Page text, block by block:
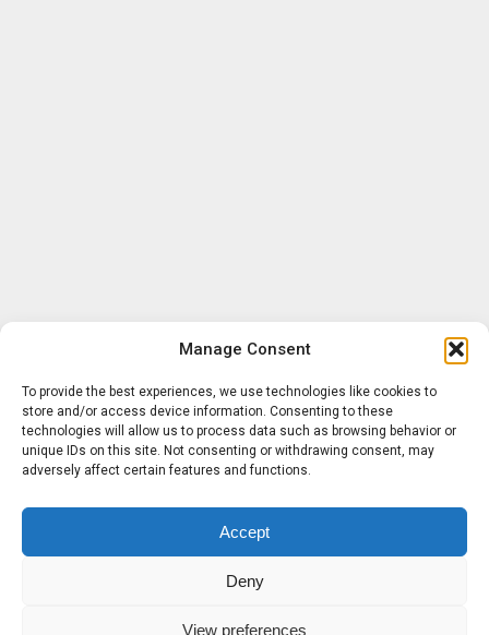
Manage Consent
To provide the best experiences, we use technologies like cookies to
store and/or access device information. Consenting to these
technologies will allow us to process data such as browsing behavior or
unique IDs on this site. Not consenting or withdrawing consent, may
adversely affect certain features and functions.
Accept
Deny
View preferences